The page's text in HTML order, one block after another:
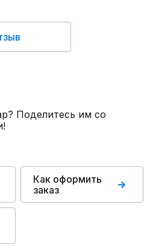
Поделитесь им со
Как оформить
заказ